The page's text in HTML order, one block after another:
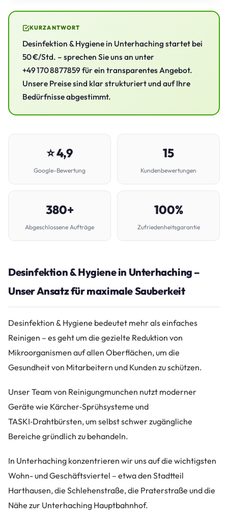
KURZANTWORT
Desinfektion & Hygiene in Unterhaching startet bei
50 €/Std. – sprechen Sie uns an unter
+49 170 8877859 für ein transparentes Angebot.
Unsere Preise sind klar strukturiert und auf Ihre
Bedürfnisse abgestimmt.
⭐ 4,9
Google-Bewertung
15
Kundenbewertungen
380+
Abgeschlossene Aufträge
100%
Zufriedenheitsgarantie
Desinfektion & Hygiene in Unterhaching –
Unser Ansatz für maximale Sauberkeit
Desinfektion & Hygiene bedeutet mehr als einfaches
Reinigen – es geht um die gezielte Reduktion von
Mikroorganismen auf allen Oberflächen, um die
Gesundheit von Mitarbeitern und Kunden zu schützen.
Unser Team von Reinigungmunchen nutzt moderner
Geräte wie Kärcher‑Sprühsysteme und
TASKI‑Drahtbürsten, um selbst schwer zugängliche
Bereiche gründlich zu behandeln.
In Unterhaching konzentrieren wir uns auf die wichtigsten
Wohn- und Geschäftsviertel – etwa den Stadtteil
Harthausen, die Schlehenstraße, die Praterstraße und die
Nähe zur Unterhaching Hauptbahnhof.